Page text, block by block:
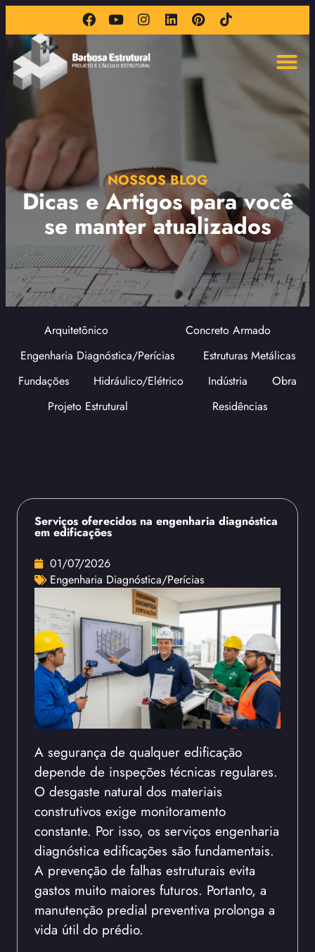
NOSSOS BLOG
Dicas e Artigos para você
se manter atualizados
Arquitetônico
Concreto Armado
Engenharia Diagnóstica/Perícias
Estruturas Metálicas
Fundações
Hidráulico/Elétrico Indústria
Obra
Projeto Estrutural
Residências
Serviços oferecidos na engenharia diagnóstica
em edificações
01/07/2026
Engenharia Diagnóstica/Perícias
A segurança de qualquer edificação
depende de inspeções técnicas regulares.
O desgaste natural dos materiais
construtivos exige monitoramento
constante. Por isso, os serviços engenharia
diagnóstica edificações são fundamentais.
A prevenção de falhas estruturais evita
gastos muito maiores futuros. Portanto, a
manutenção predial preventiva prolonga a
vida útil do prédio.